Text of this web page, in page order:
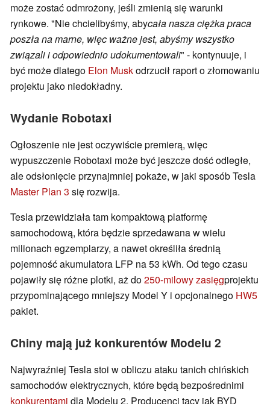
może zostać odmrożony, jeśli zmienią się warunki
rynkowe. "Nie chcielibyśmy, abycała nasza ciężka praca
poszła na marne, więc ważne jest, abyśmy wszystko
związali i odpowiednio udokumentowali" - kontynuuje, i
być może dlatego Elon Muskodrzucił raport o złomowaniu
projektu jako niedokładny.
Wydanie Robotaxi
Ogłoszenie nie jest oczywiście premierą, więc
wypuszczenie Robotaxi może być jeszcze dość odległe,
ale odsłonięcie przynajmniej pokaże, w jaki sposób Tesla
Master Plan 3 się rozwija.
Tesla przewidziała tam kompaktową platformę
samochodową, która będzie sprzedawana w wielu
milionach egzemplarzy, a nawet określiła średnią
pojemność akumulatora LFP na 53 kWh. Od tego czasu
pojawiły się różne plotki, aż do250-milowy zasięgprojektu
przypominającego mniejszy Model Y i opcjonalnego HW5
pakiet.
Chiny mają już konkurentów Modelu 2
Najwyraźniej Tesla stoi w obliczu ataku tanich chińskich
samochodów elektrycznych, które będą bezpośrednimi
konkurentami dla Modelu 2. Producenci tacy jak BYD